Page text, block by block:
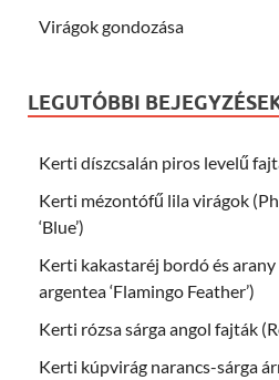
Virágok gondozása
LEGUTÓBBI
Kerti díszcsalán piros levelű
Kerti mézontófű lila virágok
‘Blue’)
Kerti kakastaréj bordó és
argentea ‘Flamingo Feather’)
Kerti rózsa sárga angol fajták
Kerti kúpvirág narancs-sárga